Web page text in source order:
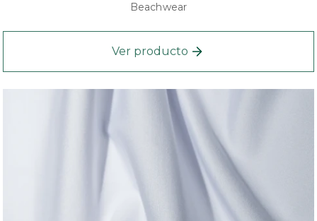
Beachwear
Ver producto